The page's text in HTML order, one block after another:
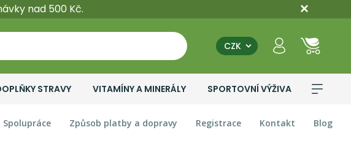
nad 500 Kč.
CZK
STRAVY VITAMÍNY A MINERÁLY SPORTOVNÍ VÝŽIVA
Spolupráce Způsob platby a dopravy Registrace Kontakt Blog